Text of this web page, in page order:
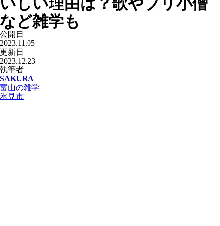
など雑学も
公開日
2023.11.05
更新日
2023.12.23
執筆者
SAKURA
富山の雑学
氷見市